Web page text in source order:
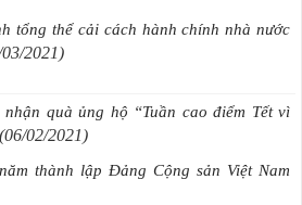
tổng thể cải cách hành chính nhà nước
2021)
quà ủng hộ “Tuần cao điểm Tết vì
(06/02/2021)
thành lập Đảng Cộng sản Việt Nam